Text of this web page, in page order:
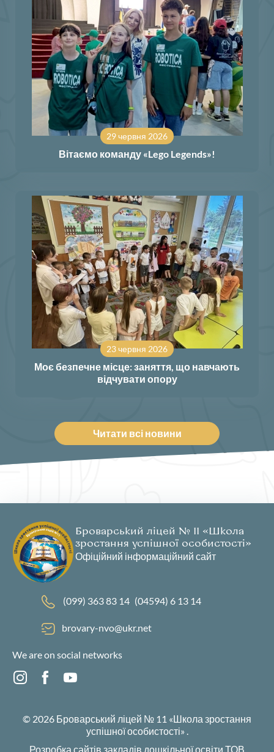
29 червня 2026
Вітаємо команду «Lego Legends»!
23 червня 2026
Моє безпечне місце: заняття, що навчають
відчувати опору
Читати всі новини
Броварський ліцей № 11 «Школа
зростання успішної особистості»
Офіційний інформаційний сайт
(099) 363 83 14 (04594) 6 13 14
brovary-nvo@ukr.net
We are on social networks
© 2026 Броварський ліцей № 11 «Школа зростання
успішної особистості»
Розробка сайтів закладів дошкільної освіти ТОВ